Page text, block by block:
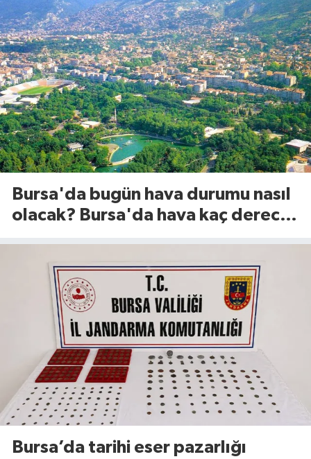
Bursa'da bugün hava durumu nasıl
olacak? Bursa'da hava kaç derece?
Bursa’da tarihi eser pazarlığı